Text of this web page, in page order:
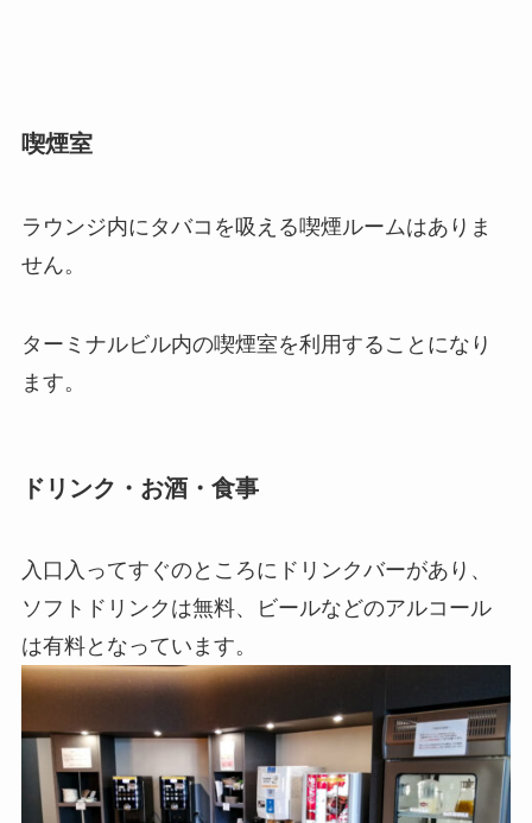
喫煙室
ラウンジ内にタバコを吸える喫煙ルームはありま
せん。
ターミナルビル内の喫煙室を利用することになり
ます。
ドリンク・お酒・食事
入口入ってすぐのところにドリンクバーがあり、
ソフトドリンクは無料、ビールなどのアルコール
は有料となっています。